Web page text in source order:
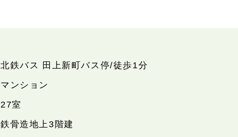
北鉄バス 田上新町バス停/徒歩1分
マンション
27室
鉄骨造地上3階建